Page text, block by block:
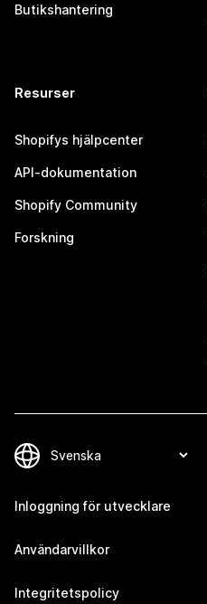
Butikshantering
Resurser
Shopifys hjälpcenter
API-dokumentation
Shopify Community
Forskning
Inloggning för utvecklare
Användarvillkor
Integritetspolicy